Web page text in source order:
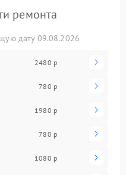
ремонта
дату 09.08.2026
2480 р
780 р
1980 р
780 р
1080 р